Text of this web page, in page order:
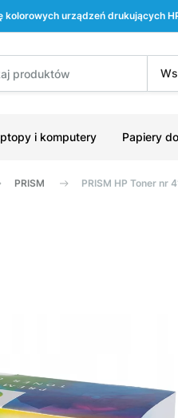
kolorowych urządzeń drukujących
i komputery Papiery
PRISM PRISM HP Toner nr